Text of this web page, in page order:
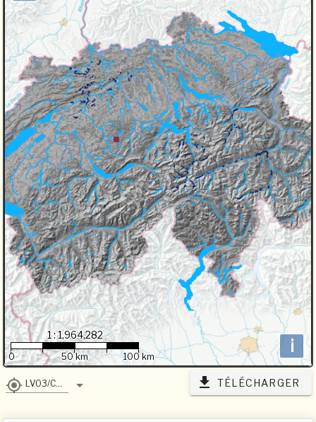
i
1 : 1,964,282
0 50 km 100 km
LV03/CH1903 TÉLÉCHARGER